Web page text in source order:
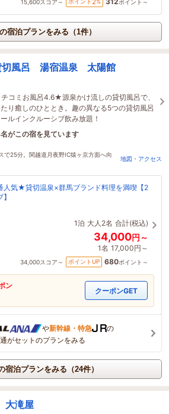
15,600スコア～ ポイント～
宿泊プランをみる（1件）
切風呂 湯宿温泉 太陽館
コミお風呂4.6★源泉かけ流しの貸切風呂で、
り癒しのひととき。趣の異なる5つの貸切風呂
ルインクルーシブ飲み放題！
がこの宿を見ています
時間前に予約されました
で25分。関越道月夜野IC猿ヶ京方面へ向
地図・アクセス
人気★貸切温泉×群馬ブランド料理を満喫【2
1泊 大人2名 合計(税込)
34,000円～
1名 17,000円～
34,000スコア～ ポイントUP 680ポイント～
ン
クーポンGET
や新幹線・特急
の
がセットのプランをみる
宿泊プランをみる（24件）
大滝屋